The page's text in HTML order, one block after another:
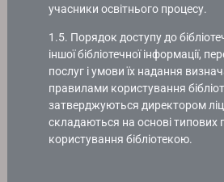
учасники освітнього процесу.
1.5. Порядок доступу до
іншої бібліотечної інформації,
послуг і умови їх надання
правилами користування
затверджуються директором
складаються на основі типових
користування бібліотекою.